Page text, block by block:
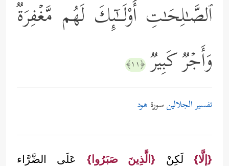
ٱلصَّـٰلِحَـٰتِ أُوْلَــٰۤىِٕكَ لَهُم مَّغۡفِرَةࣱ
وَأَجۡرࣱ كَبِیرࣱ ﴿١١﴾
تفسير الجلالينسورة هود
{إلَّا}لَكِنْ {الَّذِينَ صَبَرُوا} عَلَى الضَّرَّاء